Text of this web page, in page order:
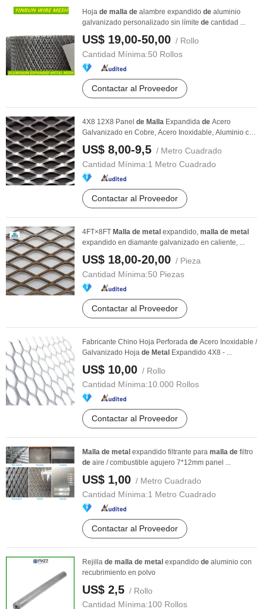
Hoja de malla de alambre expandido de aluminio
galvanizado personalizado sin límite de cantidad ...
US$ 19,00-50,00 / Rollo
Cantidad Mínima:50 Rollos
Contactar al Proveedor
4X8 12X8 Panel de Malla Expandida de Acero
Galvanizado en Cobre, Acero Inoxidable, Aluminio con
US$ 8,00-9,5 / Metro Cuadrado
Cantidad Mínima:1 Metro Cuadrado
Contactar al Proveedor
4FT×8FT Malla de metal expandido, malla de metal
expandido en diamante galvanizado en caliente, ...
US$ 18,00-20,00 / Pieza
Cantidad Mínima:50 Piezas
Contactar al Proveedor
Fabricante Chino Hoja Perforada de Acero Inoxidable /
Galvanizado Hoja de Metal Expandido 4X8 - ...
US$ 10,00 / Rollo
Cantidad Mínima:10.000 Rollos
Contactar al Proveedor
Malla de metal expandido filtrante para malla de filtro
de aire / combustible agujero 7*12mm panel ...
US$ 1,00 / Metro Cuadrado
Cantidad Mínima:1 Metro Cuadrado
Contactar al Proveedor
Rejilla de malla de metal expandido de aluminio con
recubrimiento en polvo
US$ 2,5 / Rollo
Cantidad Mínima:100 Rollos